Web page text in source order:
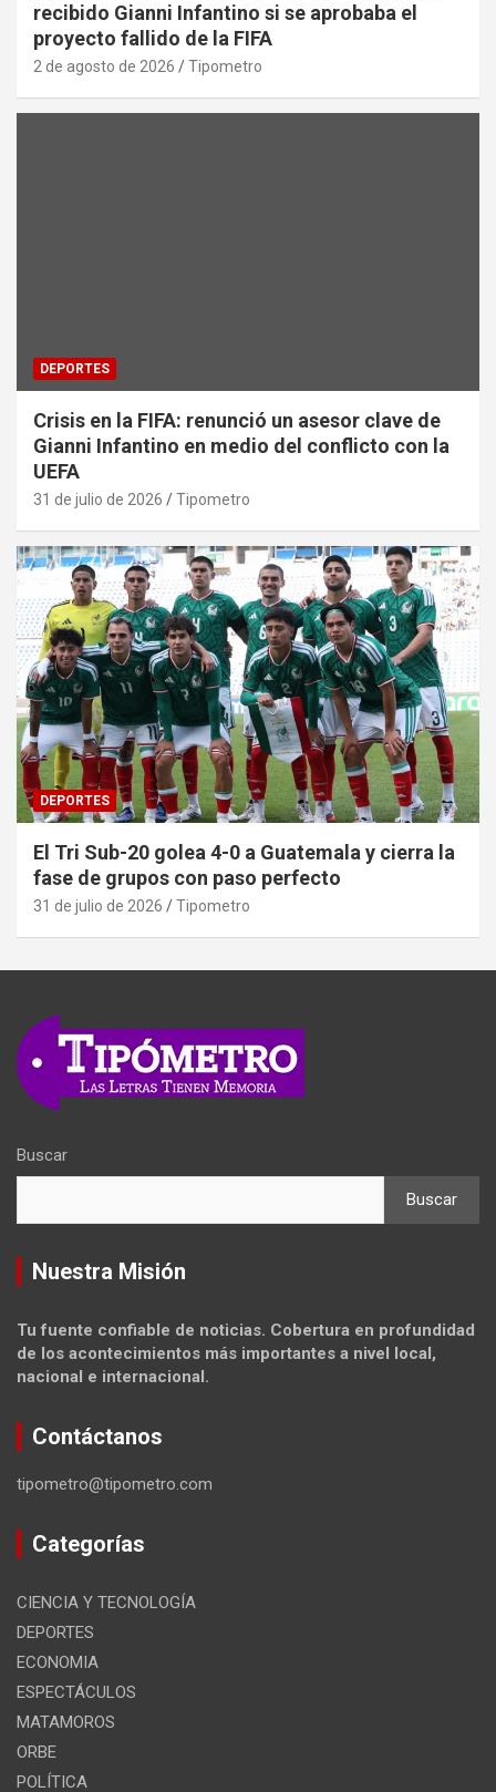
recibido Gianni Infantino si se aprobaba el
proyecto fallido de la FIFA
2 de agosto de 2026 Tipometro
DEPORTES
Crisis en la FIFA: renunció un asesor clave de
Gianni Infantino en medio del conflicto con la
UEFA
31 de julio de 2026 Tipometro
DEPORTES
El Tri Sub-20 golea 4-0 a Guatemala y cierra la
fase de grupos con paso perfecto
31 de julio de 2026 Tipometro
Buscar
Buscar
Nuestra Misión
Tu fuente confiable de noticias. Cobertura en profundidad
de los acontecimientos más importantes a nivel local,
nacional e internacional.
Contáctanos
tipometro@tipometro.com
Categorías
CIENCIA Y TECNOLOGÍA
DEPORTES
ECONOMIA
ESPECTÁCULOS
MATAMOROS
ORBE
POLÍTICA